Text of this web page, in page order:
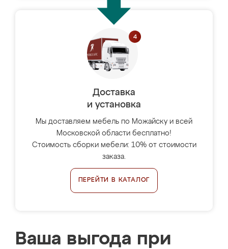
Доставка
и установка
Мы доставляем мебель по Можайску и всей
Московской области бесплатно!
Стоимость сборки мебели: 10% от стоимости
заказа.
ПЕРЕЙТИ В КАТАЛОГ
Ваша выгода при